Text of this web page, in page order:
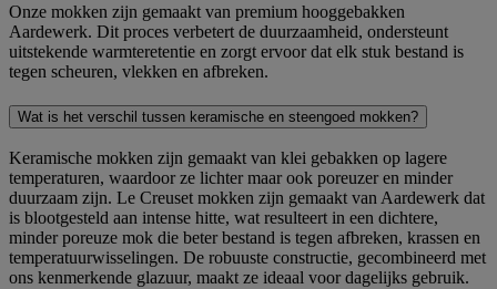
Onze mokken zijn gemaakt van premium hooggebakken
Aardewerk. Dit proces verbetert de duurzaamheid, ondersteunt
uitstekende warmteretentie en zorgt ervoor dat elk stuk bestand is
tegen scheuren, vlekken en afbreken.
Wat is het verschil tussen keramische en steengoed mokken?
Keramische mokken zijn gemaakt van klei gebakken op lagere
temperaturen, waardoor ze lichter maar ook poreuzer en minder
duurzaam zijn. Le Creuset mokken zijn gemaakt van Aardewerk dat
is blootgesteld aan intense hitte, wat resulteert in een dichtere,
minder poreuze mok die beter bestand is tegen afbreken, krassen en
temperatuurwisselingen. De robuuste constructie, gecombineerd met
ons kenmerkende glazuur, maakt ze ideaal voor dagelijks gebruik.